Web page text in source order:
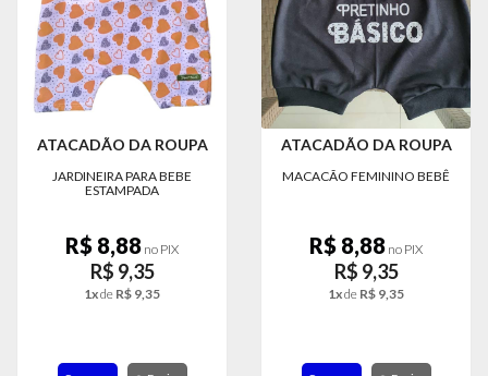
ATACADÃO DA ROUPA
JARDINEIRA PARA BEBE
ESTAMPADA
R$ 8,88 no PIX
R$ 9,35
1xde R$ 9,35
ATACADÃO DA ROUPA
MACACÃO FEMININO BEBÊ
R$ 8,88 no PIX
R$ 9,35
1xde R$ 9,35